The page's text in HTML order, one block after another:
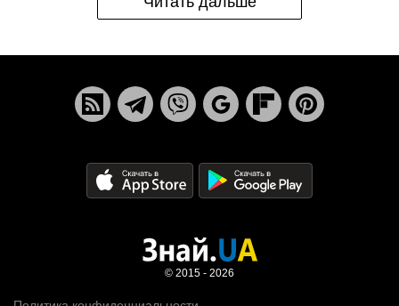
© 2015 - 2026